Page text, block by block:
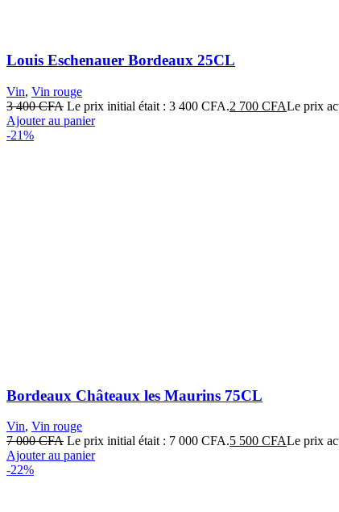
Louis Eschenauer Bordeaux 25CL
Vin, Vin rouge
3 400CFA Le prix initial était : 3 400 CFA.2 700 CFALe prix
Ajouter au panier
-21%
Bordeaux Châteaux les Maurins 75CL
Vin, Vin rouge
7 000CFA Le prix initial était : 7 000 CFA.5 500 CFALe prix
Ajouter au panier
-22%